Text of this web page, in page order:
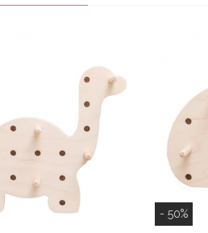
- 50%